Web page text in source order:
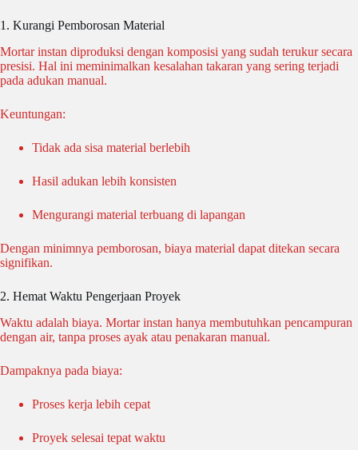
1. Kurangi Pemborosan Material
Mortar instan diproduksi dengan komposisi yang sudah terukur secara
presisi. Hal ini meminimalkan kesalahan takaran yang sering terjadi
pada adukan manual.
Keuntungan:
Tidak ada sisa material berlebih
Hasil adukan lebih konsisten
Mengurangi material terbuang di lapangan
Dengan minimnya pemborosan, biaya material dapat ditekan secara
signifikan.
2. Hemat Waktu Pengerjaan Proyek
Waktu adalah biaya. Mortar instan hanya membutuhkan pencampuran
dengan air, tanpa proses ayak atau penakaran manual.
Dampaknya pada biaya:
Proses kerja lebih cepat
Proyek selesai tepat waktu